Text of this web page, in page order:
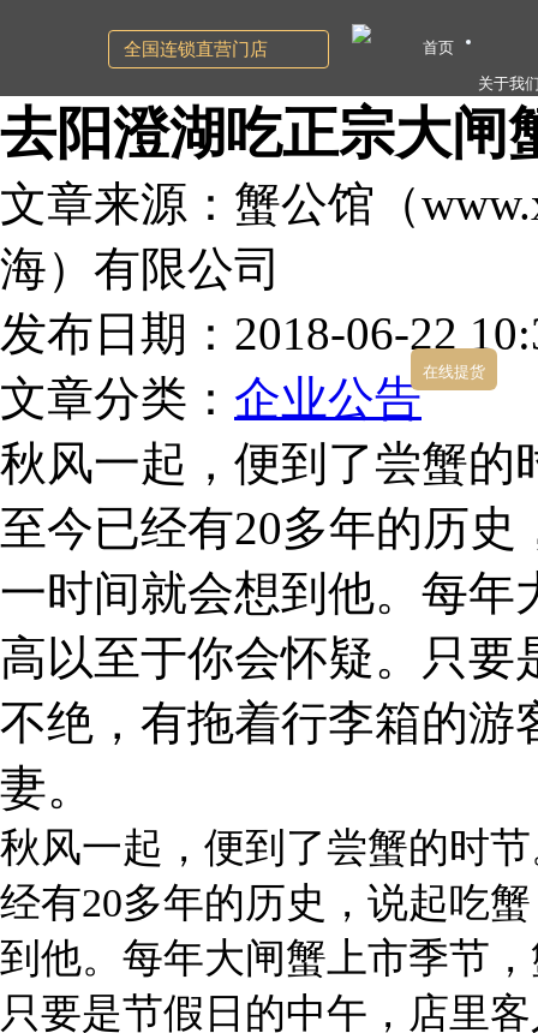
去阳澄湖吃正宗大闸
文章来源：蟹公馆（
海）有限公司
发布日期：2018-06-22
文章分类： 企业公告
秋风一起，便到了尝蟹的
至今已经有20多年的历
一时间就会想到他。每年
高以至于你会怀疑。只要
不绝，有拖着行李箱的游
妻。
秋风一起，便到了尝蟹的时
经有20多年的历史，说起吃
到他。每年大闸蟹上市季节
只要是节假日的中午，店里
全国连锁直营门店
首页
关于我
在线提货